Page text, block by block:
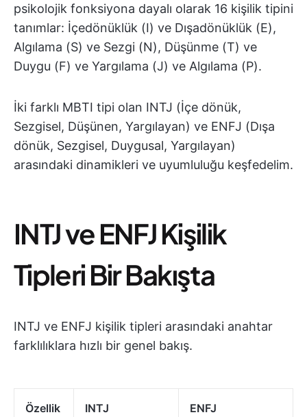
psikolojik fonksiyona dayalı olarak 16 kişilik tipini
tanımlar: İçedönüklük (I) ve Dışadönüklük (E),
Algılama (S) ve Sezgi (N), Düşünme (T) ve
Duygu (F) ve Yargılama (J) ve Algılama (P).
İki farklı MBTI tipi olan INTJ (İçe dönük,
Sezgisel, Düşünen, Yargılayan) ve ENFJ (Dışa
dönük, Sezgisel, Duygusal, Yargılayan)
arasındaki dinamikleri ve uyumluluğu keşfedelim.
INTJ ve ENFJ Kişilik
Tipleri Bir Bakışta
INTJ ve ENFJ kişilik tipleri arasındaki anahtar
farklılıklara hızlı bir genel bakış.
Özellik INTJ ENFJ